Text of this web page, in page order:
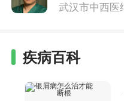
武汉市中西医
疾病百科